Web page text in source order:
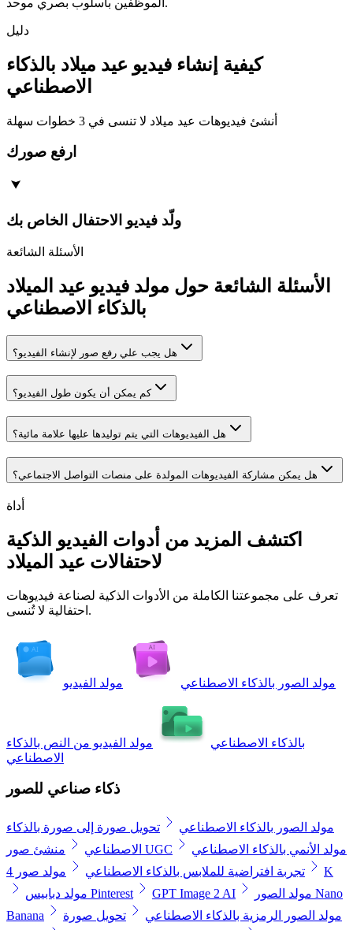
الموظفين بأسلوب بصري موحد.
دليل
كيفية إنشاء فيديو عيد ميلاد بالذكاء
الاصطناعي
أنشئ فيديوهات عيد ميلاد لا تنسى في 3 خطوات سهلة
ارفع صورك
ولّد فيديو الاحتفال الخاص بك
الأسئلة الشائعة
الأسئلة الشائعة حول مولد فيديو عيد الميلاد
بالذكاء الاصطناعي
هل يجب علي رفع صور لإنشاء الفيديو؟
كم يمكن أن يكون طول الفيديو؟
هل الفيديوهات التي يتم توليدها عليها علامة مائية؟
هل يمكن مشاركة الفيديوهات المولدة على منصات التواصل الاجتماعي؟
أداة
اكتشف المزيد من أدوات الفيديو الذكية
لاحتفالات عيد الميلاد
تعرف على مجموعتنا الكاملة من الأدوات الذكية لصناعة فيديوهات
احتفالية لا تُنسى.
مولد الصور بالذكاء الاصطناعي مولد الفيديو
بالذكاء الاصطناعي
مولد الفيديو من النص بالذكاء
الاصطناعي
ذكاء صناعي للصور
مولد الصور بالذكاء الاصطناعي
تحويل صورة إلى صورة بالذكاء
الاصطناعي منشئ صور UGC
مولد الأنمي بالذكاء الاصطناعي
تجربة افتراضية للملابس بالذكاء الاصطناعي
مولد صور 4K
مولد دبابيس Pinterest
GPT Image 2 AI
مولد الصور Nano
Banana
مولد الصور الرمزية بالذكاء الاصطناعي
تحويل صورة